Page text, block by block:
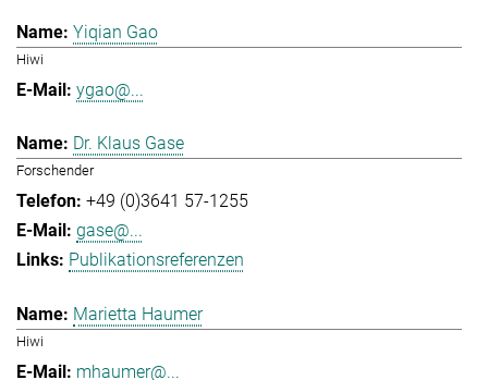
Yiqian Gao
Hiwi
ygao@...
Dr. Klaus Gase
Forschender
+49 (0)3641 57-1255
gase@...
Publikationsreferenzen
Marietta Haumer
Hiwi
mhaumer@...